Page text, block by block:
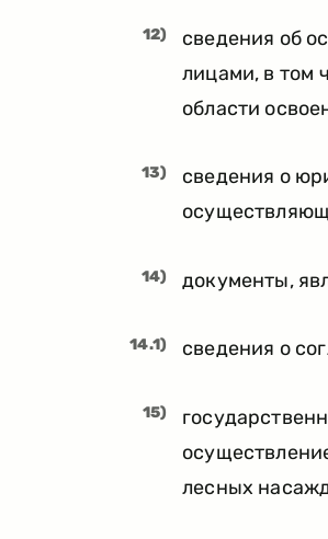
12)
сведения об
лицами, в том
области
13)
сведения о
14) документы,
14.1) сведения о
15)
лесных